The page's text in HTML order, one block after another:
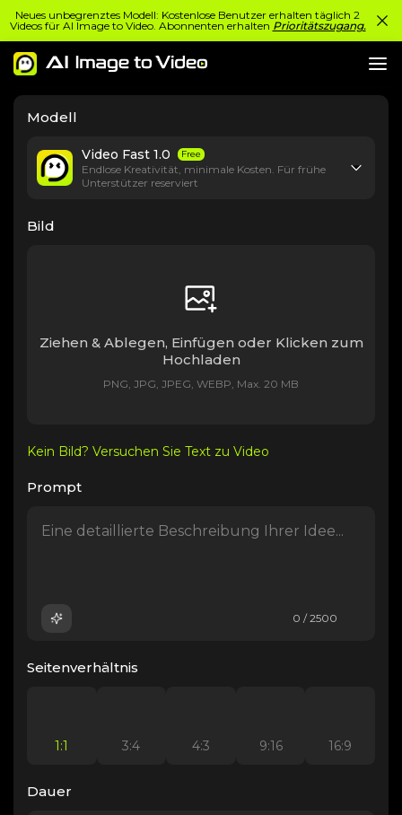
Neues unbegrenztes Modell: Kostenlose Benutzer erhalten täglich 2
Videos für AI Image to Video. Abonnenten erhalten Prioritätszugang.
Modell
Video Fast 1.0 Free
Endlose Kreativität, minimale Kosten. Für frühe
Unterstützer reserviert
Bild
Ziehen & Ablegen, Einfügen oder Klicken zum
Hochladen
PNG, JPG, JPEG, WEBP, Max. 20 MB
Kein Bild? Versuchen Sie Text zu Video
Prompt
0 / 2500
Seitenverhältnis
1:1 3:4 4:3 9:16 16:9
Dauer